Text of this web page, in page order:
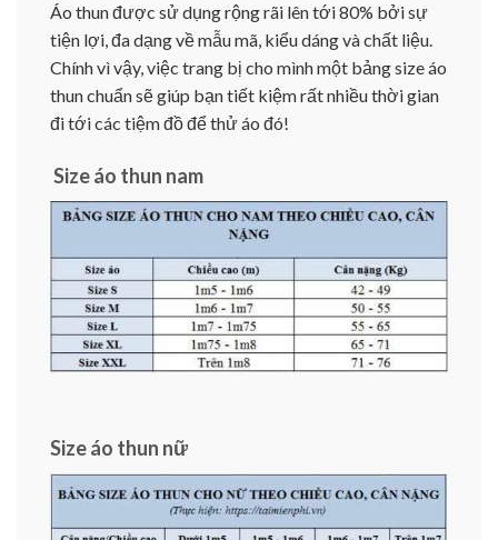
Áo thun được sử dụng rộng rãi lên tới 80% bởi sự
tiện lợi, đa dạng về mẫu mã, kiểu dáng và chất liệu.
Chính vì vậy, việc trang bị cho mình một bảng size áo
thun chuẩn sẽ giúp bạn tiết kiệm rất nhiều thời gian
đi tới các tiệm đồ để thử áo đó!
Size áo thun nam
Size áo thun nữ